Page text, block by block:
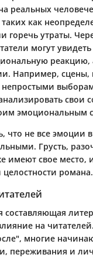
реальных
как
горечь утраты.
могут
реакцию,
Например, сцены,
непростыми
свои
эмоциональным
что не все эмоции
Грусть,
имеют свое место,
романа.
составляющая
на
многие
переживания и